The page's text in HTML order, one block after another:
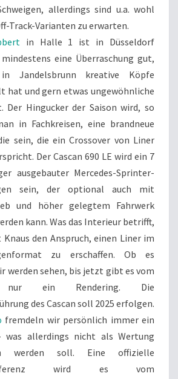
allerdings sind u.a. wohl
Track-Varianten zu erwarten.
in Halle 1 ist in Düsseldorf
eine Überraschung gut,
Jandelsbrunn kreative Köpfe
hat und gern etwas ungewöhnliche
Der Hingucker der Saison wird, so
in Fachkreisen, eine brandneue
sein, die ein Crossover von Liner
Der Cascan 690 LE wird ein 7
ausgebauter Mercedes-Sprinter-
sein, der optional auch mit
und höher gelegtem Fahrwerk
kann. Was das Interieur betrifft,
den Anspruch, einen Liner im
zu erschaffen. Ob es
werden sehen, bis jetzt gibt es vom
nur ein Rendering. Die
des Cascan soll 2025 erfolgen.
fremdeln wir persönlich immer ein
was allerdings nicht als Wertung
werden soll. Eine offizielle
wird es vom